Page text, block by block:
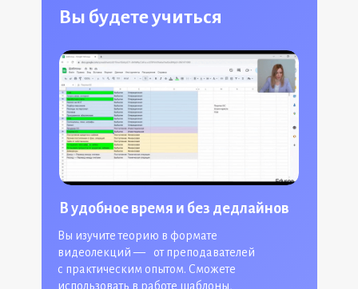
Вы изучите теорию в формате
видеолекций — от преподавателей
с практическим опытом. Сможете
использовать в работе шаблоны,
В удобное время и без дедлайнов
Вы будете учиться